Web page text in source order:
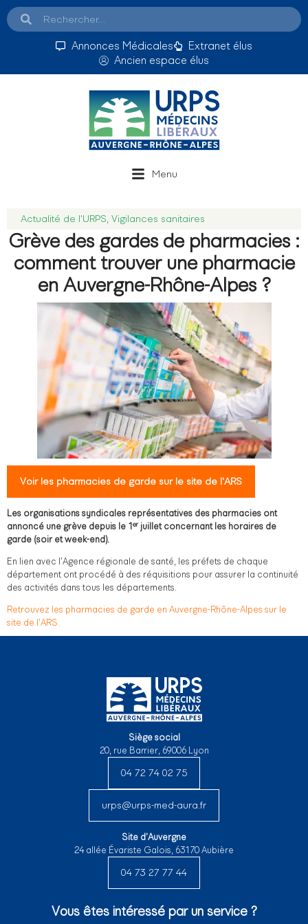
Annonces Médicales
Extranet élus
Ancien espace élus
Menu
Actualité de l'URPS, Vigilances sanitaires
Grève des gardes de pharmacies :
comment trouver une pharmacie
en Auvergne-Rhône-Alpes ?
Les organisations syndicales représentatives des pharmacies ont
annoncé une grève depuis le 1erjuillet concernant les horaires de
garde (soir et week-end).
En lien avec l’Agence régionale de santé, les préfets de chaque
département ont procédé à des réquisitions pour assurer la continuité
des activités dans tous les départements.
Retrouvez les pharmacies de garde en Auvergne-Rhône-Alpes sur le
site de l’ARS.
Voir les pharmacies de garde sur le site de l'ARS
Siège social
20, rue Barrier, 69006 Lyon
04 72 74 02 75
urps@urps-med-aura.fr
Site d’Auvergne
24 allée Évariste Galois, 63170 Aubière
04 73 27 77 44
Vous êtes intéressé par un service ?